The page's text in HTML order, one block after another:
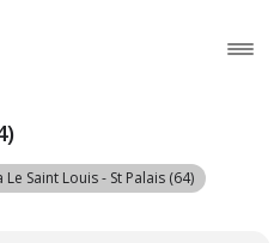
Le Saint Louis - St Palais (64)